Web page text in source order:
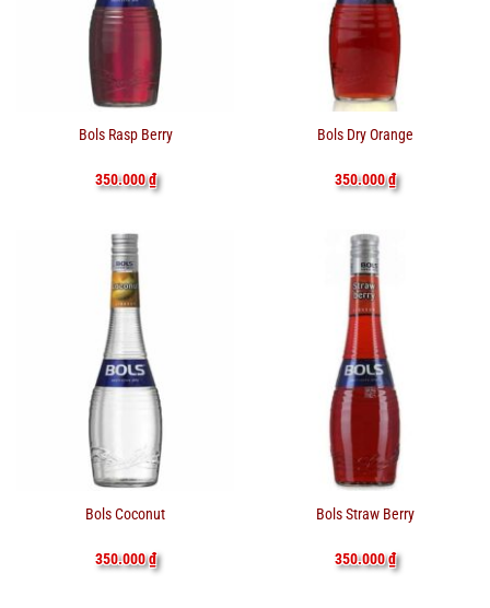
Bols Rasp Berry
350.000₫
Bols Dry Orange
350.000₫
Bols Coconut
350.000₫
Bols Straw Berry
350.000₫